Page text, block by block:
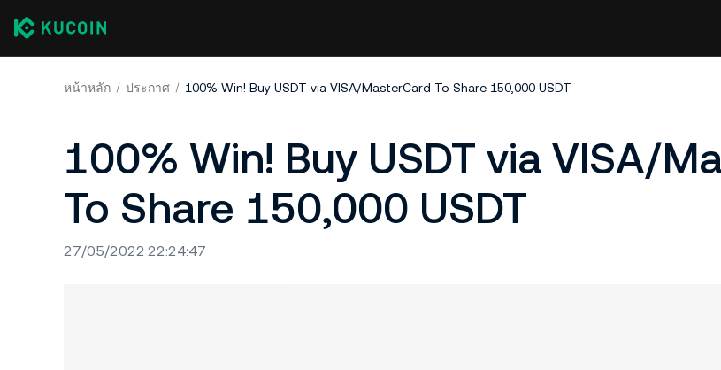
หน้าหลัก ประกาศ 100% Win! Buy USDT via VISA/MasterCard To Share 150,000 USDT
100% Win! Buy USDT via VISA/
To Share 150,000 USDT
27/05/2022 22:24:47